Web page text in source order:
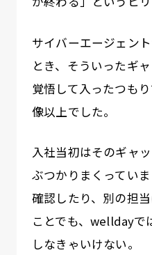
サイバーエージェン
とき、そういったギ
覚悟して入ったつも
像以上でした。
入社当初はそのギャ
ぶつかりまくってい
確認したり、別の担
ことでも、welldayで
しなきゃいけない。